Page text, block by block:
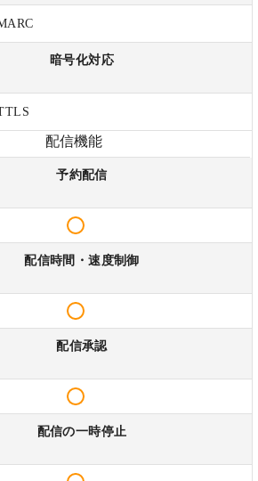
暗号化対応
配信機能
予約配信
配信時間・速度制御
配信承認
配信の一時停止